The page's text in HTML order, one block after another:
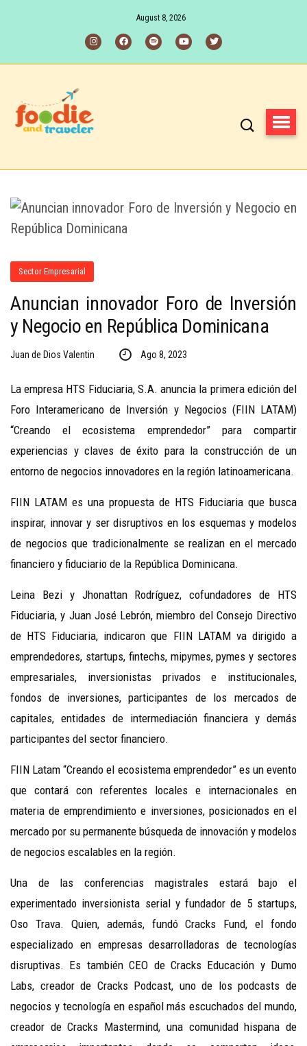
August 8, 2026
Sector Empresarial
Anuncian innovador Foro de Inversión
y Negocio en República Dominicana
Juan de Dios Valentin Ago 8, 2023
La empresa HTS Fiduciaria, S.A. anuncia la primera edición del
Foro Interamericano de Inversión y Negocios (FIIN LATAM)
“Creando el ecosistema emprendedor” para compartir
experiencias y claves de éxito para la construcción de un
entorno de negocios innovadores en la región latinoamericana.
FIIN LATAM es una propuesta de HTS Fiduciaria que busca
inspirar, innovar y ser disruptivos en los esquemas y modelos
de negocios que tradicionalmente se realizan en el mercado
financiero y fiduciario de la República Dominicana.
Leina Bezi y Jhonattan Rodríguez, cofundadores de HTS
Fiduciaria, y Juan José Lebrón, miembro del Consejo Directivo
de HTS Fiduciaria, indicaron que FIIN LATAM va dirigido a
emprendedores, startups, fintechs, mipymes, pymes y sectores
empresariales, inversionistas privados e institucionales,
fondos de inversiones, participantes de los mercados de
capitales, entidades de intermediación financiera y demás
participantes del sector financiero.
FIIN Latam “Creando el ecosistema emprendedor” es un evento
que contará con referentes locales e internacionales en
materia de emprendimiento e inversiones, posicionados en el
mercado por su permanente búsqueda de innovación y modelos
de negocios escalables en la región.
Una de las conferencias magistrales estará bajo el
experimentado inversionista serial y fundador de 5 startups,
Oso Trava. Quien, además, fundó Cracks Fund, el fondo
especializado en empresas desarrolladoras de tecnologías
disruptivas. Es también CEO de Cracks Educación y Dumo
Labs, creador de Cracks Podcast, uno de los podcasts de
negocios y tecnología en español más escuchados del mundo,
creador de Cracks Mastermind, una comunidad hispana de